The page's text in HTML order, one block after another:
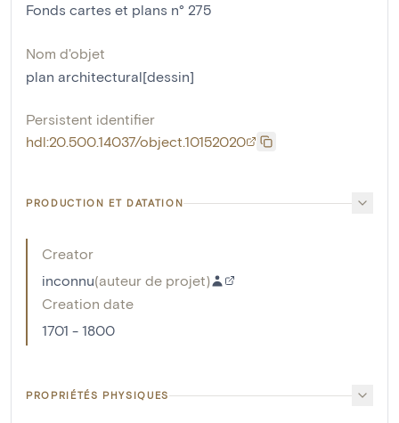
Fonds cartes et plans n° 275
Nom d'objet
plan architectural[dessin]
Persistent identifier
hdl:20.500.14037/object.10152020
PRODUCTION ET DATATION
Creator
inconnu(auteur de projet)
Creation date
1701 - 1800
PROPRIÉTÉS PHYSIQUES